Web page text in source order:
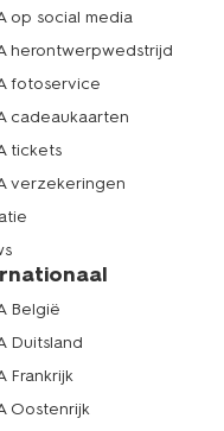
op social media
herontwerpwedstrijd
fotoservice
cadeaukaarten
tickets
verzekeringen
België
Duitsland
Frankrijk
Oostenrijk